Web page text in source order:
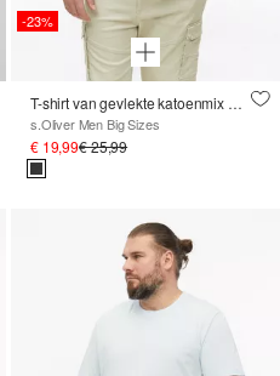
-23%
T-shirt van gevlekte katoenmix met borstzak
s.Oliver Men Big Sizes
€ 19,99€ 25,99